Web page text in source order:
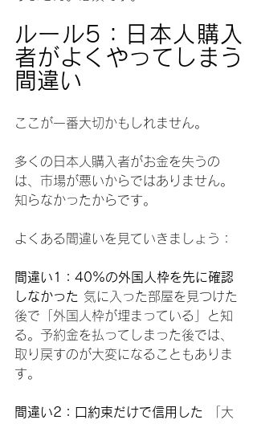
ルール5：日本人購入
者がよくやってしまう
間違い
ここが一番大切かもしれません。
多くの日本人購入者がお金を失うの
は、市場が悪いからではありません。
知らなかったからです。
よくある間違いを見ていきましょう：
間違い1：40%の外国人枠を先に確認
しなかった 気に入った部屋を見つけた
後で「外国人枠が埋まっている」と知
る。予約金を払ってしまった後では、
取り戻すのが大変になることもありま
す。
間違い2：口約束だけで信用した
「大